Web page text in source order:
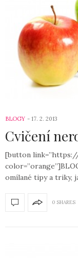
BLOGY 17. 2. 2013
Cvičení
[button
omílané tipy a triky,
0 SHARES